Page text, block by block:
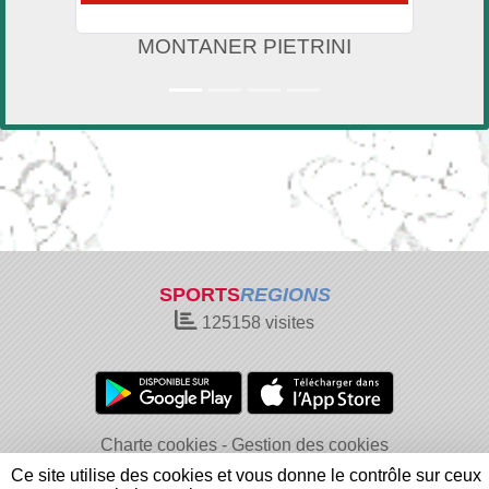
MONTANER PIETRINI
SPORTSREGIONS
125158 visites
Charte cookies
Gestion des cookies
Informations légales
Signaler un contenu inapproprié
Ce site utilise des cookies et vous donne le contrôle sur ceux